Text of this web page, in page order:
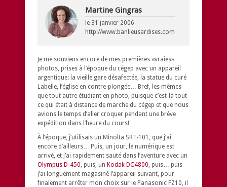
Martine Gingras
le 31 janvier 2006
http://www.banlieusardises.com
Je me souviens encore de mes premières «vraies»
photos, prises à l’époque du cégep avec un appareil
argentique: la vieille gare désafectée, la statue du curé
Labelle, l’église en contre-plongée… Bref, les mêmes
que tout autre étudiant en photo, puisque c’est-là tout
ce qui était à distance de marche du cégep et que nous
avions le temps d’aller croquer pendant une brève
expédition dans l’heure du cours!
À l’époque, j’utilisais un Minolta SRT-101, que j’ai
encore d’ailleurs… Puis, un jour, le numérique est
arrivé, et j’ai rapidement sauté dans l’aventure avec un
Olympus D-450 , puis, un Kodak DC4800 , puis… puis
j’ai longuement magasiné l’appareil suivant, pour
finalement arrêter mon choix sur le Panasonic FZ10, il